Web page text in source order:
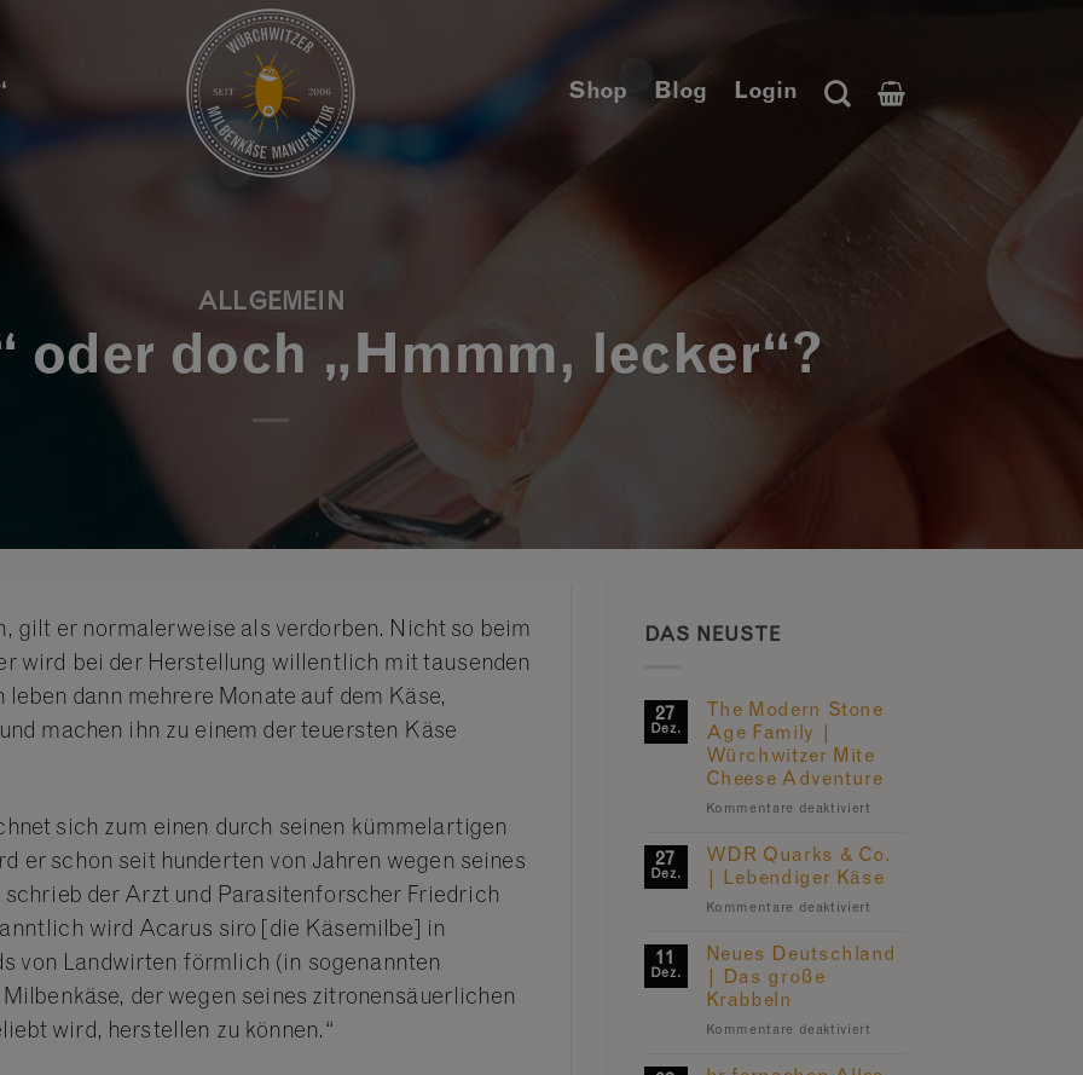
Shop Blog Login
ALLGEMEIN
doch „Hmmm, lecker“?
gilt er normalerweise als verdorben. Nicht so beim
wird bei der Herstellung willentlich mit tausenden
dann mehrere Monate auf dem Käse,
machen ihn zu einem der teuersten Käse
sich zum einen durch seinen kümmelartigen
er schon seit hunderten von Jahren wegen seines
der Arzt und Parasitenforscher Friedrich
wird Acarus siro [die Käsemilbe] in
von Landwirten förmlich (in sogenannten
der wegen seines zitronensäuerlichen
wird, herstellen zu können.“
DAS NEUSTE
27
Dez.
The Modern Stone
Age Family |
Würchwitzer Mite
Cheese Adventure
Kommentare deaktiviert
Modern
Würchwitzer
27
Dez.
WDR Quarks & Co.
| Lebendiger Käse
Kommentare deaktiviert
Quarks
11
Dez.
Neues Deutschland
| Das große
Krabbeln
Kommentare deaktiviert
Deutschland